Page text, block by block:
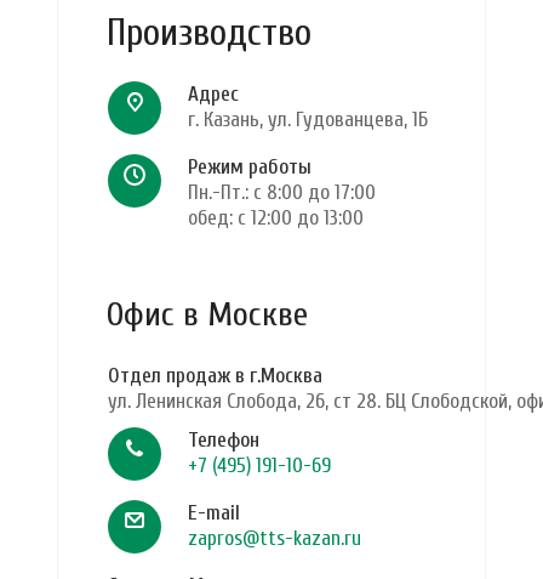
Производство
Адрес
г. Казань, ул. Гудованцева, 1Б
Режим работы
Пн.-Пт.: с 8:00 до 17:00
обед: с 12:00 до 13:00
Офис в Москве
Отдел продаж в г.Москва
ул. Ленинская Слобода, 26, ст 28. БЦ Слободской,
Телефон
+7 (495) 191-10-69
E-mail
zapros@tts-kazan.ru